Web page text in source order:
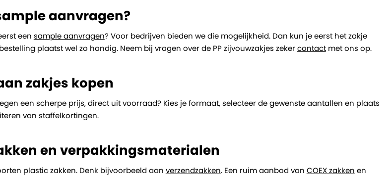
aanvragen?
een sample aanvragen? Voor bedrijven bieden we die mogelijkheid. Dan kun je eerst het zakje
plaatst wel zo handig. Neem bij vragen over de PP zijvouwzakjes zekercontactmet ons op.
zakjes kopen
een scherpe prijs, direct uit voorraad? Kies je formaat, selecteer de gewenste aantallen en plaats
van staffelkortingen.
en verpakkingsmaterialen
plastic zakken. Denk bijvoorbeeld aan verzendzakken. Een ruim aanbod van COEX zakken en